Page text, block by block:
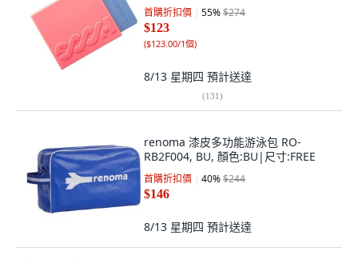
首購折扣價 55%$274
$123
($123.00/1個)
8/13 星期四 預計送達
(131)
renoma 漆皮多功能游泳包 RO-
RB2F004, BU, 顏色:BU|尺寸:FREE
首購折扣價 40%$244
$146
8/13 星期四 預計送達